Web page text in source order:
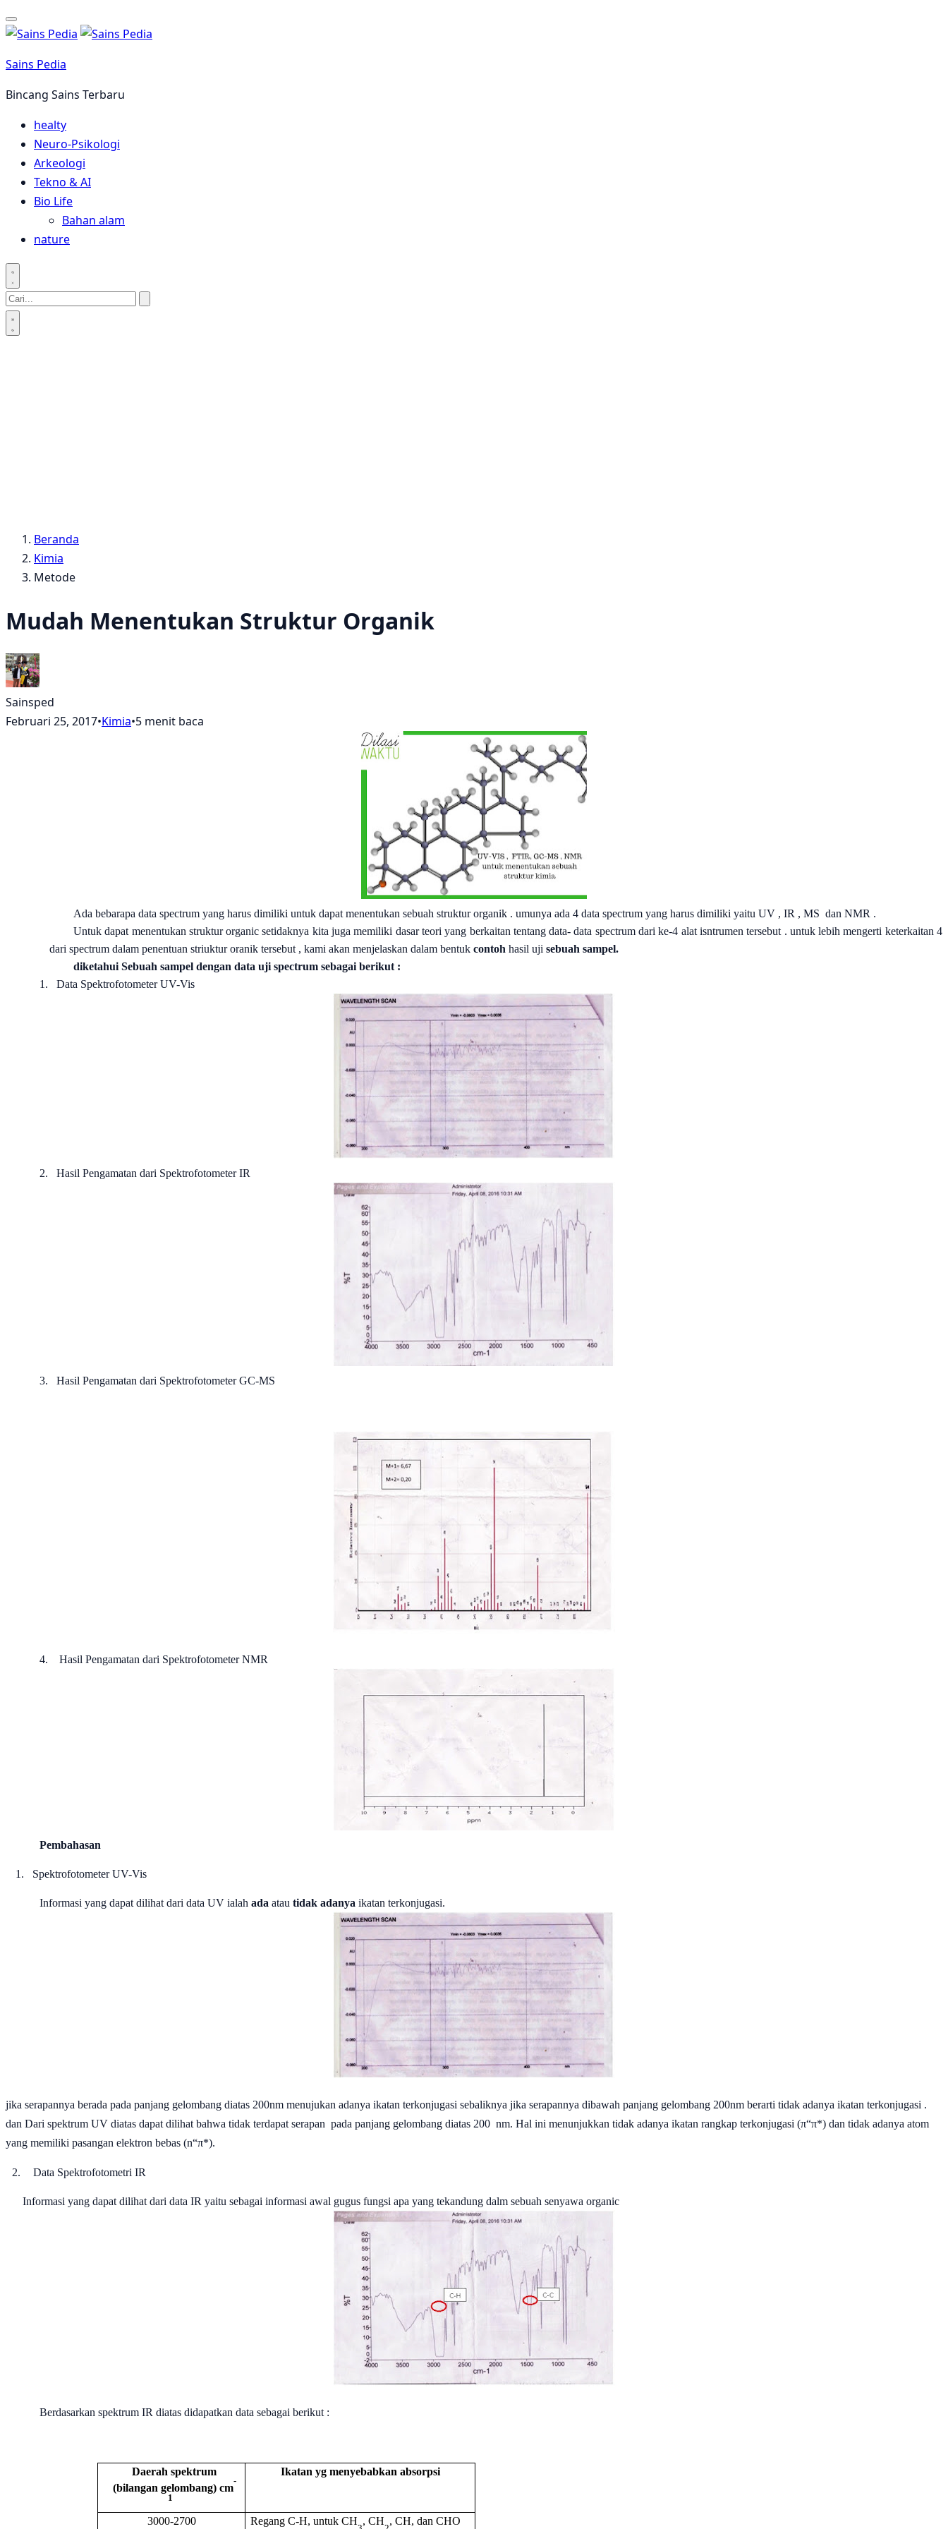
Langsung
ke
Sains Pedia
Bincang Sains Terbaru
healty
Neuro-Psikologi
Arkeologi
Tekno & AI
Bio Life
Bahan alam
nature
Beranda
Kimia
Metode
Mudah Menentukan Struktur Organik
Sainsped
Februari 25, 2017•Kimia•5 menit baca
Ada bebarapa data spectrum yang harus dimiliki untuk dapat menentukan sebuah struktur organik . umunya ada 4 data spectrum yang harus dimiliki yaitu UV , IR , MS dan NMR .
Untuk dapat menentukan struktur organic setidaknya kita juga memiliki dasar teori yang berkaitan tentang data- data spectrum dari ke-4 alat isntrumen tersebut . untuk lebih mengerti keterkaitan 4
dari spectrum dalam penentuan striuktur oranik tersebut , kami akan menjelaskan dalam bentuk contoh hasil uji sebuah sampel.
diketahui Sebuah sampel dengan data uji spectrum sebagai berikut :
1.
Data Spektrofotometer UV-Vis
2. Hasil Pengamatan dari Spektrofotometer IR
3. Hasil Pengamatan dari Spektrofotometer GC-MS
4. Hasil Pengamatan dari Spektrofotometer NMR
Pembahasan
1. Spektrofotometer UV-Vis
Informasi yang dapat dilihat dari data UV ialah ada atau tidak adanya ikatan terkonjugasi.
jika serapannya berada pada panjang gelombang diatas 200nm menujukan adanya ikatan terkonjugasi sebaliknya jika serapannya dibawah panjang gelombang 200nm berarti tidak adanya ikatan terkonjugasi .
dan Dari spektrum UV diatas dapat dilihat bahwa tidak terdapat serapan pada panjang gelombang diatas 200 nm. Hal ini menunjukkan tidak adanya ikatan rangkap terkonjugasi (π“π*) dan tidak adanya atom
yang memiliki pasangan elektron bebas (n“π*).
2. Data Spektrofotometri IR
Informasi yang dapat dilihat dari data IR yaitu sebagai informasi awal gugus fungsi apa yang tekandung dalm sebuah senyawa organic
Berdasarkan spektrum IR diatas didapatkan data sebagai berikut :
Daerah spektrum
(bilangan gelombang) cm
-
1
Ikatan yg menyebabkan absorpsi
3000-2700 Regang C-H, untuk CH , CH , CH, dan CHO